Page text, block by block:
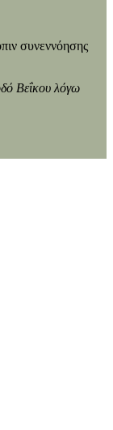
συνεννόησης
Βεΐκου λόγω